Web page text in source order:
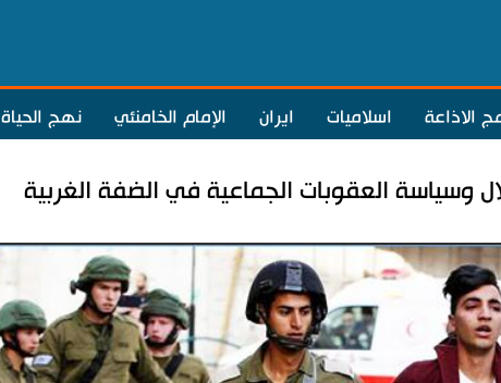
الاذاعة اسلاميات ايران الإمام الخامنئي نهج الحياة
وسياسة العقوبات الجماعية في الضفة الغربية